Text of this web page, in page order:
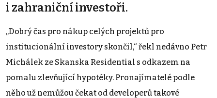
i zahraniční investoři.
„Dobrý čas pro nákup celých projektů pro
institucionální investory skončil,“ řekl nedávno Petr
Michálek ze Skanska Residential s odkazem na
pomalu zlevňující hypotéky. Pronajímatelé podle
něho už nemůžou čekat od developerů takové